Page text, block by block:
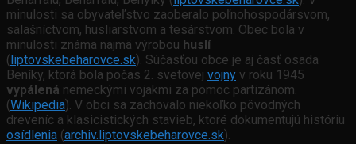
minulosti sa obyvateľstvo zaoberalo poľnohospodársvom,
salašníctvom, husliarstvom a tesárstvom. Obec bola v
minulosti známa najmä výrobou huslí
( liptovskebeharovce.sk). Súčasťou obce je aj časť osada
Beníky, ktorá bola počas 2. svetovej vojny v roku 1945
vypálená nemeckými vojakmi za pomoc partizánom.
(Wikipedia). V obci sa zachovalo niekoľko pôvodných
dreveníc a klasicistických stavieb, ktoré dokumentujú históriu
osídlenia (archiv.liptovskebeharovce.sk).